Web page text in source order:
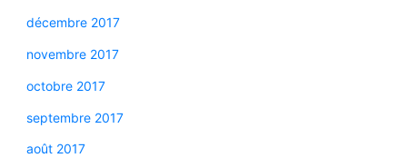
décembre 2017
novembre 2017
octobre 2017
septembre 2017
août 2017